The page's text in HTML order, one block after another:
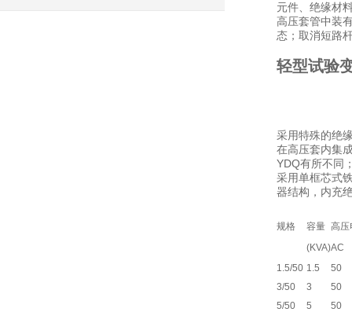
元件、绝缘材
高压套管中装
态；取消短路
轻型试验
采用特殊的绝
在高压套内集
YDQ有所不同
采用单框芯式
器结构，内充
规格 容量 高压
(KVA)AC
1.5/50 1.5
50
3/50
3
50
5/50
5
50